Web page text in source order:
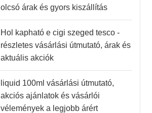
olcsó árak és gyors kiszállítás
Hol kapható e cigi szeged tesco -
részletes vásárlási útmutató, árak és
aktuális akciók
liquid 100ml vásárlási útmutató,
akciós ajánlatok és vásárlói
vélemények a legjobb árért